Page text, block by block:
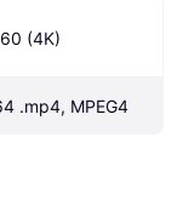
(4K)
.mp4, MPEG4